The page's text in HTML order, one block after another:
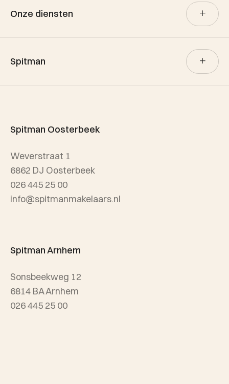
Onze diensten
Aankoop
Spitman
Referenties
Wijken
Spitman Oosterbeek
Weverstraat 1
6862 DJ Oosterbeek
026 445 25 00
info@spitmanmakelaars.nl
Spitman Arnhem
Sonsbeekweg 12
6814 BA Arnhem
026 445 25 00